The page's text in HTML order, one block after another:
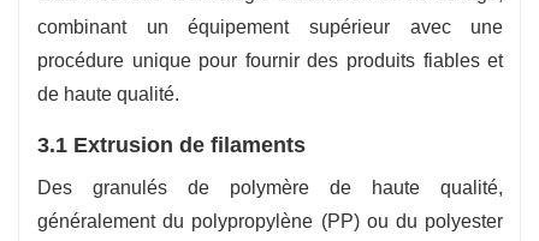
combinant un équipement supérieur avec une
procédure unique pour fournir des produits fiables et
de haute qualité.
3.1 Extrusion de filaments
Des granulés de polymère de haute qualité,
généralement du polypropylène (PP) ou du polyester